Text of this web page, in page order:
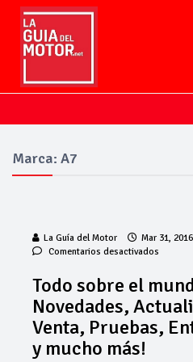
Marca: A7
La Guía del Motor Mar 31, 2016
Comentarios desactivados
el
mundo
del
motor,
Todo sobre el
Novedades,
Venta, Pruebas,
y mucho más!